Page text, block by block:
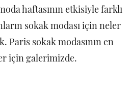
haftasının etkisiyle farklı
sokak modası için neler
Paris sokak modasının en
için galerimizde.